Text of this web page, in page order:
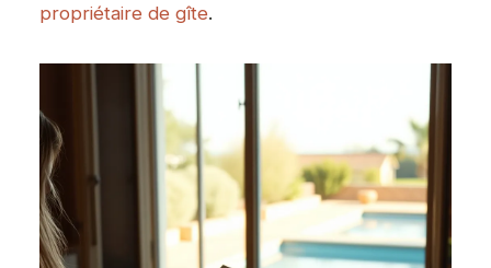
propriétaire de gîte.